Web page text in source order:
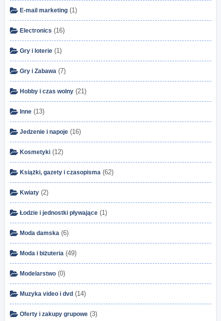
E-mail marketing (1)
Electronics (16)
Gry i loterie (1)
Gry i Zabawa (7)
Hobby i czas wolny (21)
Inne (13)
Jedzenie i napoje (16)
Kosmetyki (12)
Książki, gazety i czasopisma (62)
Kwiaty (2)
Łodzie i jednostki pływające (1)
Moda damska (6)
Moda i biżuteria (49)
Modelarstwo (0)
Muzyka video i dvd (14)
Oferty i zakupy grupowe (3)